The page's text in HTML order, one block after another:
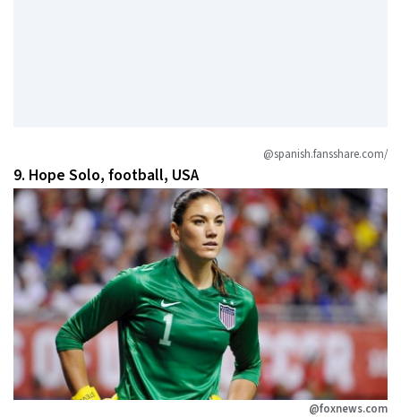
@spanish.fansshare.com/
9. Hope Solo, football, USA
@foxnews.com